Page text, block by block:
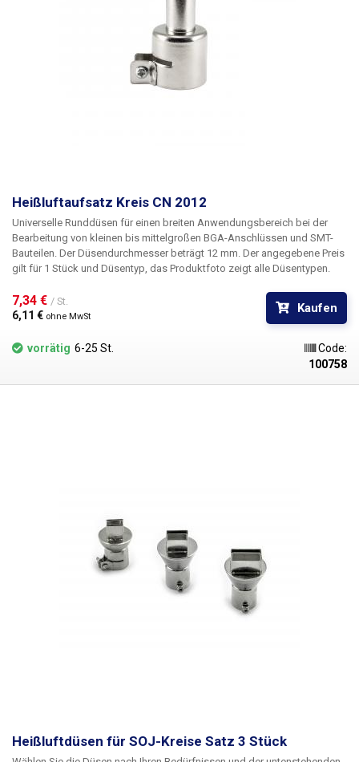
Heißluftaufsatz Kreis CN 2012
Universelle Runddüsen für einen breiten Anwendungsbereich bei der
Bearbeitung von kleinen bis mittelgroßen BGA-Anschlüssen und SMT-
Bauteilen. Der Düsendurchmesser beträgt 12 mm. Der angegebene Preis
gilt für 1 Stück und Düsentyp, das Produktfoto zeigt alle Düsentypen.
7,34 € / St.
6,11 € ohne MwSt
Kaufen
vorrätig 6-25 St.
Code:
100758
Heißluftdüsen für SOJ-Kreise Satz 3 Stück